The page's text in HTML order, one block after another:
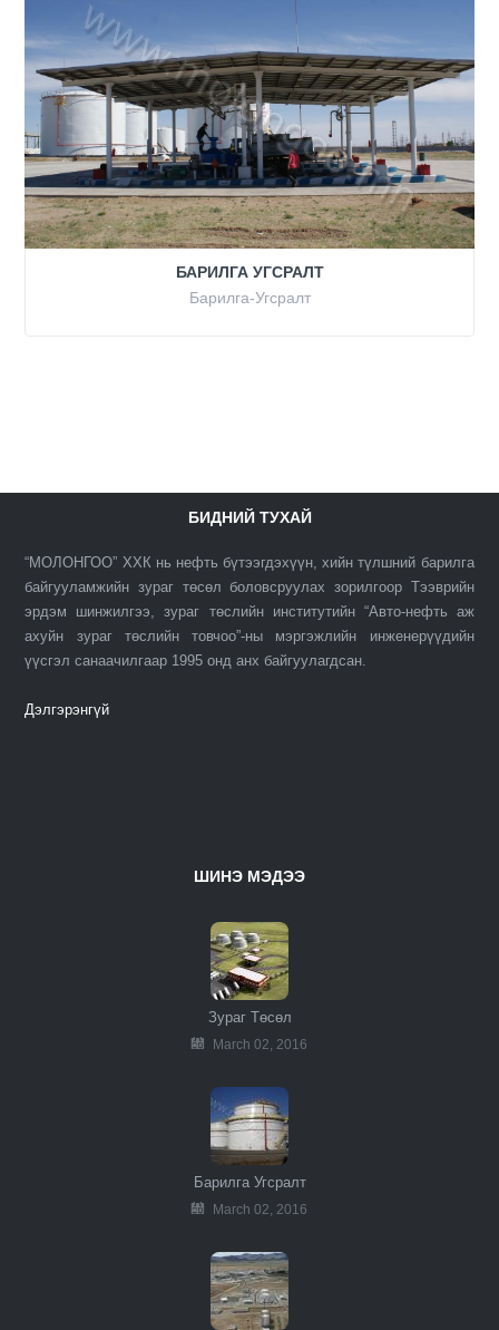
БАРИЛГА УГСРАЛТ
Барилга-Угсралт
БИДНИЙ ТУХАЙ
“МОЛОНГОО” ХХК нь нефть бүтээгдэхүүн, хийн түлшний барилга
байгууламжийн зураг төсөл боловсруулах зорилгоор Тээврийн
эрдэм шинжилгээ, зураг төслийн институтийн “Авто-нефть аж
ахуйн зураг төслийн товчоо”-ны мэргэжлийн инженерүүдийн
үүсгэл санаачилгаар 1995 онд анх байгуулагдсан.
Дэлгэрэнгүй
ШИНЭ МЭДЭЭ
Зураг Төсөл
March 02, 2016
Барилга Угсралт
March 02, 2016